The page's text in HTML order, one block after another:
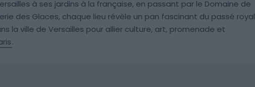
à ses jardins à la française, en passant par le Domaine de
des Glaces, chaque lieu révèle un pan fascinant du passé royal
la ville de Versailles pour allier culture, art, promenade et
.